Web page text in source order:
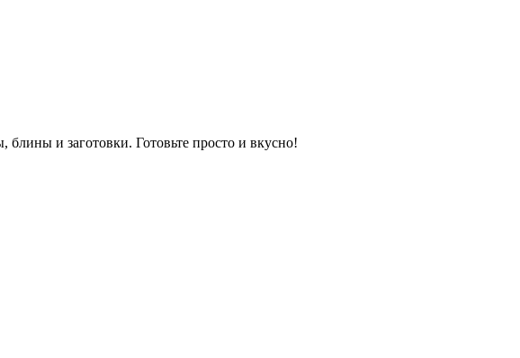
и заготовки. Готовьте просто и вкусно!